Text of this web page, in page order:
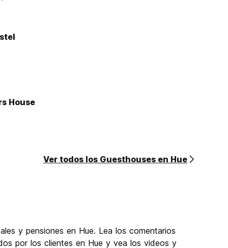
House
Ver todos los Guesthouses en Hue
y pensiones en Hue. Lea los comentarios
por los clientes en Hue y vea los videos y